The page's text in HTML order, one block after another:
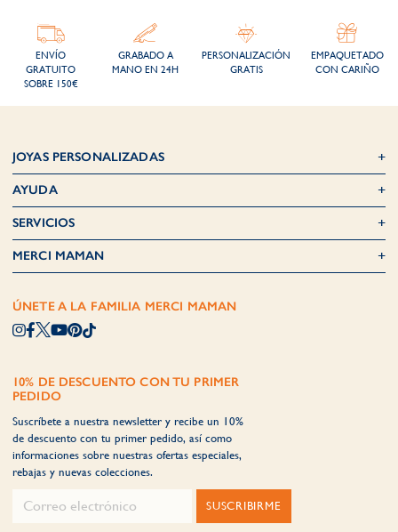
ENVÍO
GRATUITO
SOBRE 150€
GRABADO A
MANO EN 24H
PERSONALIZACIÓN
GRATIS
EMPAQUETADO
CON CARIÑO
JOYAS PERSONALIZADAS
AYUDA
SERVICIOS
MERCI MAMAN
ÚNETE A LA FAMILIA MERCI MAMAN
10% DE DESCUENTO CON TU PRIMER
PEDIDO
Suscríbete a nuestra newsletter y recibe un 10%
de descuento con tu primer pedido, así como
informaciones sobre nuestras ofertas especiales,
rebajas y nuevas colecciones.
SUSCRIBIRME